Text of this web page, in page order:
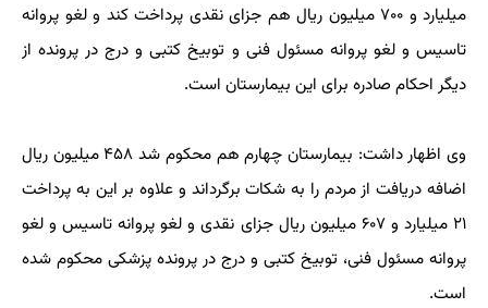
میلیارد و ۷۰۰ میلیون ریال هم جزای نقدی پرداخت کند و لغو پروانه
تاسیس و لغو پروانه مسئول فنی و توبیخ کتبی و درج در پرونده از
دیگر احکام صادره برای این بیمارستان است.
وی اظهار داشت: بیمارستان چهارم هم محکوم شد ۴۵۸ میلیون ریال
اضافه دریافت از مردم را به شکات برگرداند و علاوه بر این به پرداخت
۲۱ میلیارد و ۶۰۷ میلیون ریال جزای نقدی و لغو پروانه تاسیس و لغو
پروانه مسئول فنی، توبیخ کتبی و درج در پرونده پزشکی محکوم شده
است.